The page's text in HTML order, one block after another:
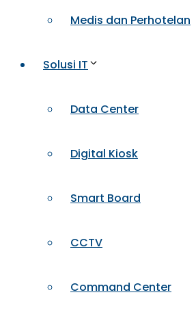
Medis dan Perhotelan
Solusi IT
Data Center
Digital Kiosk
Smart Board
CCTV
Command Center